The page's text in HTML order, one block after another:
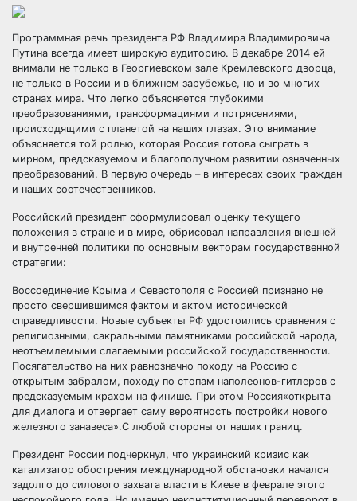
Программная речь президента РФ Владимира Владимировича
Путина всегда имеет широкую аудиторию. В декабре 2014 ей
внимали не только в Георгиевском зале Кремлевского дворца,
не только в России и в ближнем зарубежье, но и во многих
странах мира. Что легко объясняется глубокими
преобразованиями, трансформациями и потрясениями,
происходящими с планетой на наших глазах. Это внимание
объясняется той ролью, которая Россия готова сыграть в
мирном, предсказуемом и благополучном развитии означенных
преобразований. В первую очередь – в интересах своих граждан
и наших соотечественников.
Российский президент сформулировал оценку текущего
положения в стране и в мире, обрисовал направления внешней
и внутренней политики по основным векторам государственной
стратегии:
Воссоединение Крыма и Севастополя с Россией признано не
просто свершившимся фактом и актом исторической
справедливости. Новые субъекты РФ удостоились сравнения с
религиозными, сакральными памятниками российской народа,
неотъемлемыми слагаемыми российской государственности.
Посягательство на них равнозначно походу на Россию с
открытым забралом, походу по стопам наполеонов-гитлеров с
предсказуемым крахом на финише. При этом Россия«открыта
для диалога и отвергает саму вероятность постройки нового
железного занавеса».С любой стороны от наших границ.
Президент России подчеркнул, что украинский кризис как
катализатор обострения международной обстановки начался
задолго до силового захвата власти в Киеве в феврале этого